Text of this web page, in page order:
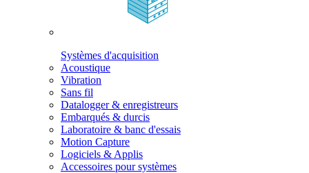
Systèmes d'acquisition
Acoustique
Vibration
Sans fil
Datalogger & enregistreurs
Embarqués & durcis
Laboratoire & banc d'essais
Motion Capture
Logiciels & Applis
Accessoires pour systèmes